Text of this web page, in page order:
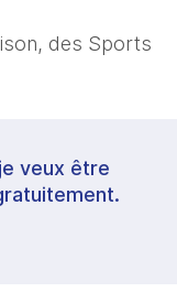
des Sports
veux être